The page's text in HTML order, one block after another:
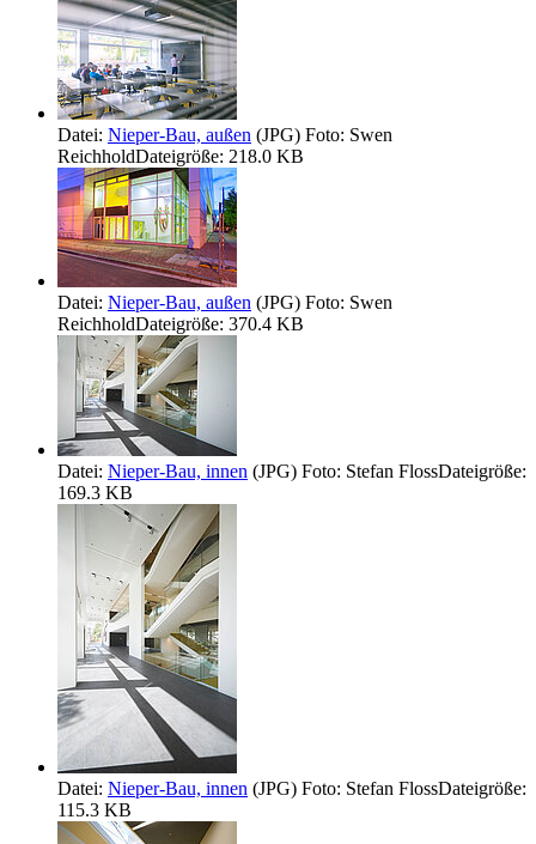
Datei: Nieper-Bau, außen (JPG) Foto: Swen
ReichholdDateigröße: 218.0 KB
Datei: Nieper-Bau, außen (JPG) Foto: Swen
ReichholdDateigröße: 370.4 KB
Datei: Nieper-Bau, innen (JPG) Foto: Stefan FlossDateigröße:
169.3 KB
Datei: Nieper-Bau, innen (JPG) Foto: Stefan FlossDateigröße:
115.3 KB